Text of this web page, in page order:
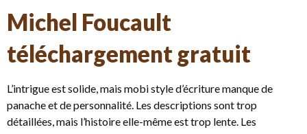
Michel Foucault
téléchargement gratuit
L’intrigue est solide, mais mobi style d’écriture manque de
panache et de personnalité. Les descriptions sont trop
détaillées, mais l’histoire elle-même est trop lente. Les